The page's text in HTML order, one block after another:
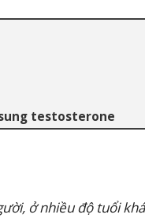
testosterone
ở nhiều độ tuổi